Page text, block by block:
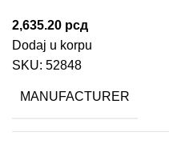
2,635.20 рсд
Dodaj u korpu
SKU: 52848
MANUFACTURER